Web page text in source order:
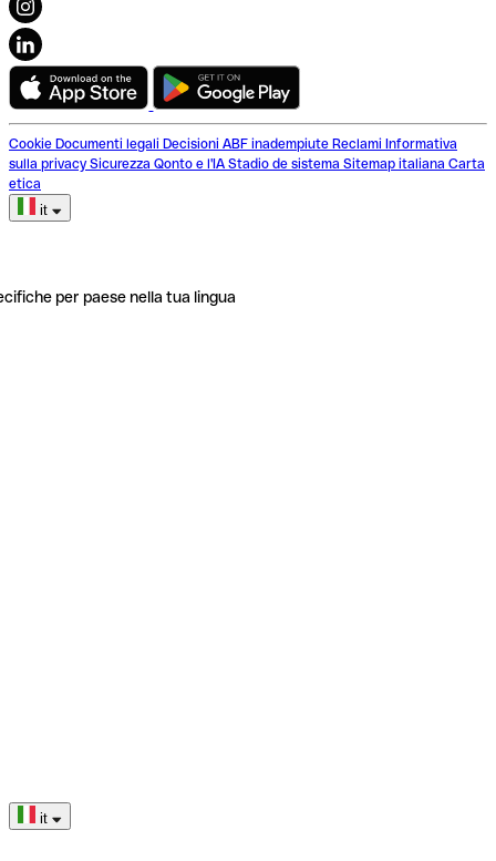
Cookie Documenti legali Decisioni ABF inadempiute Reclami Informativa
sulla privacy Sicurezza Qonto e l'IA Stadio de sistema Sitemap italiana Carta
etica
it
per paese nella tua lingua
it